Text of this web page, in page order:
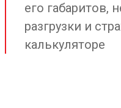
его габаритов,
разгрузки и
калькуляторе